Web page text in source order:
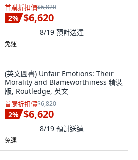
首購折扣價$6,820
2% $6,620
8/19 預計送達
免運
(英文圖書) Unfair Emotions: Their
Morality and Blameworthiness 精裝
版, Routledge, 英文
首購折扣價$6,820
2% $6,620
8/19 預計送達
免運